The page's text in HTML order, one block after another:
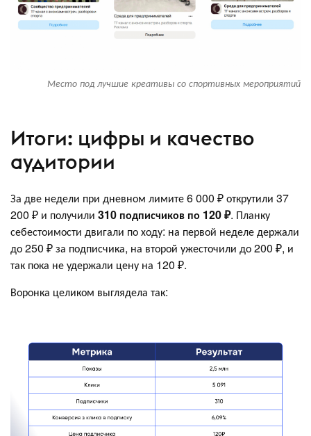
Место под лучшие креативы со спортивных мероприятий
Итоги: цифры и качество
аудитории
За две недели при дневном лимите 6 000 ₽ открутили 37
200 ₽ и получили 310 подписчиков по 120 ₽. Планку
себестоимости двигали по ходу: на первой неделе держали
до 250 ₽ за подписчика, на второй ужесточили до 200 ₽, и
так пока не удержали цену на 120 ₽.
Воронка целиком выглядела так: